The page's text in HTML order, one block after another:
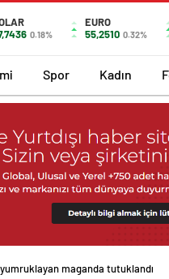
0.18%
EURO
55,2510 0.32%
Spor Kadın
yumruklayan maganda tutuklandı